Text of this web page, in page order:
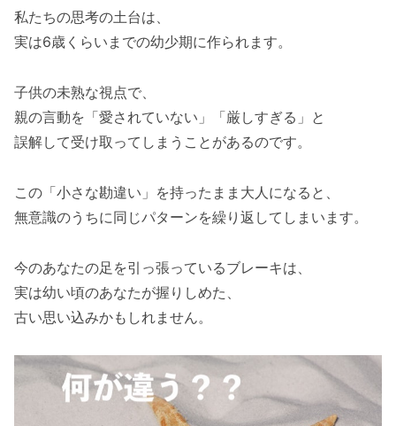
私たちの思考の土台は、
実は6歳くらいまでの幼少期に作られます。
子供の未熟な視点で、
親の言動を「愛されていない」「厳しすぎる」と
誤解して受け取ってしまうことがあるのです。
この「小さな勘違い」を持ったまま大人になると、
無意識のうちに同じパターンを繰り返してしまいます。
今のあなたの足を引っ張っているブレーキは、
実は幼い頃のあなたが握りしめた、
古い思い込みかもしれません。